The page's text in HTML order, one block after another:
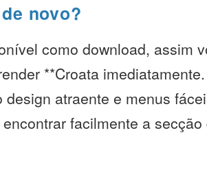
novo?
como download, assim
**Croata
design atraente e menus
facilmente a